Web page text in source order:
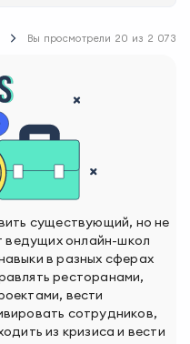
Вы просмотрели 20 из 2 073
существующий, но не
ведущих онлайн-школ
в разных сферах
ресторанами,
вести
сотрудников,
из кризиса и вести